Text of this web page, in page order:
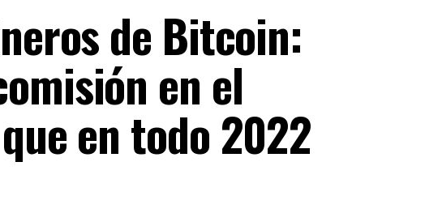
de Bitcoin:
en el
en todo 2022